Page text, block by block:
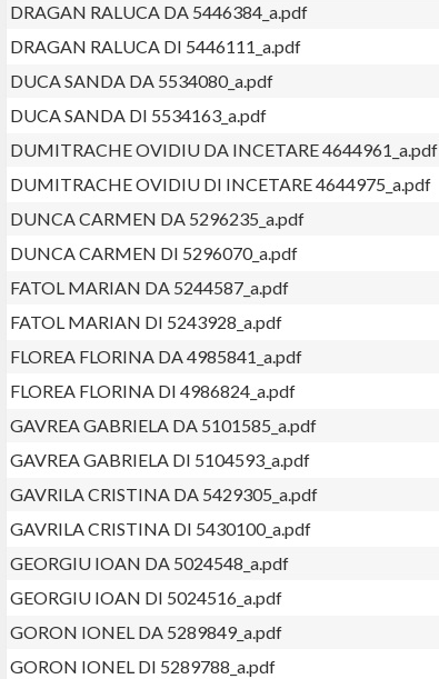
DRAGAN RALUCA DA 5446384_a.pdf
DRAGAN RALUCA DI 5446111_a.pdf
DUCA SANDA DA 5534080_a.pdf
DUCA SANDA DI 5534163_a.pdf
DUMITRACHE OVIDIU DA INCETARE 4644961_a.pdf
DUMITRACHE OVIDIU DI INCETARE 4644975_a.pdf
DUNCA CARMEN DA 5296235_a.pdf
DUNCA CARMEN DI 5296070_a.pdf
FATOL MARIAN DA 5244587_a.pdf
FATOL MARIAN DI 5243928_a.pdf
FLOREA FLORINA DA 4985841_a.pdf
FLOREA FLORINA DI 4986824_a.pdf
GAVREA GABRIELA DA 5101585_a.pdf
GAVREA GABRIELA DI 5104593_a.pdf
GAVRILA CRISTINA DA 5429305_a.pdf
GAVRILA CRISTINA DI 5430100_a.pdf
GEORGIU IOAN DA 5024548_a.pdf
GEORGIU IOAN DI 5024516_a.pdf
GORON IONEL DA 5289849_a.pdf
GORON IONEL DI 5289788_a.pdf